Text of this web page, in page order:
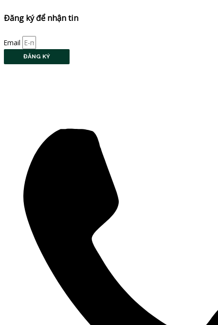
Đăng ký để nhận tin
Email
ĐĂNG KÝ